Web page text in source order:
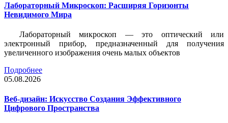
Лабораторный Микроскоп: Расширяя Горизонты
Невидимого Мира
Лабораторный микроскоп — это оптический или
электронный прибор, предназначенный для получения
увеличенного изображения очень малых объектов
Подробнее
05.08.2026
Веб-дизайн: Искусство Создания Эффективного
Цифрового Пространства